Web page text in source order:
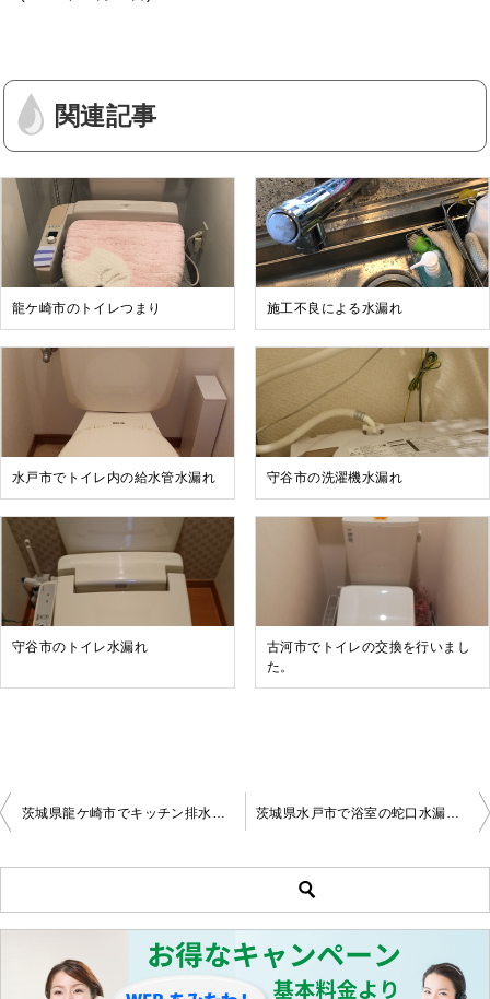
関連記事
龍ケ崎市のトイレつまり 施工不良による水漏れ
水戸市でトイレ内の給水管水漏れ 守谷市の洗濯機水漏れ
守谷市のトイレ水漏れ
古河市でトイレの交換を行いまし
た。
投
稿
ビ